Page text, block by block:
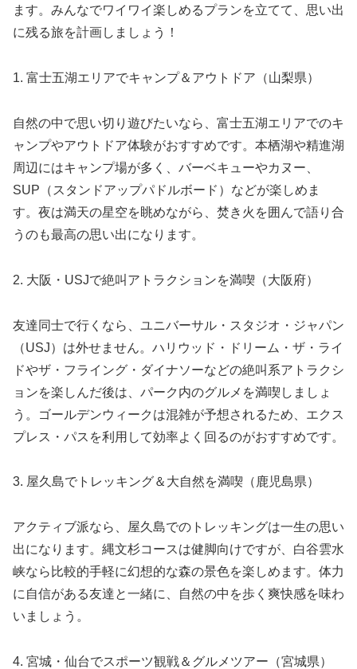
ます。みんなでワイワイ楽しめるプランを立てて、思い出
に残る旅を計画しましょう！
1. 富士五湖エリアでキャンプ＆アウトドア（山梨県）
自然の中で思い切り遊びたいなら、富士五湖エリアでのキ
ャンプやアウトドア体験がおすすめです。本栖湖や精進湖
周辺にはキャンプ場が多く、バーベキューやカヌー、
SUP（スタンドアップパドルボード）などが楽しめま
す。夜は満天の星空を眺めながら、焚き火を囲んで語り合
うのも最高の思い出になります。
2. 大阪・USJで絶叫アトラクションを満喫（大阪府）
友達同士で行くなら、ユニバーサル・スタジオ・ジャパン
（USJ）は外せません。ハリウッド・ドリーム・ザ・ライ
ドやザ・フライング・ダイナソーなどの絶叫系アトラクシ
ョンを楽しんだ後は、パーク内のグルメを満喫しましょ
う。ゴールデンウィークは混雑が予想されるため、エクス
プレス・パスを利用して効率よく回るのがおすすめです。
3. 屋久島でトレッキング＆大自然を満喫（鹿児島県）
アクティブ派なら、屋久島でのトレッキングは一生の思い
出になります。縄文杉コースは健脚向けですが、白谷雲水
峡なら比較的手軽に幻想的な森の景色を楽しめます。体力
に自信がある友達と一緒に、自然の中を歩く爽快感を味わ
いましょう。
4. 宮城・仙台でスポーツ観戦＆グルメツアー（宮城県）